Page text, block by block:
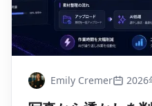
Emily Cremer 2026